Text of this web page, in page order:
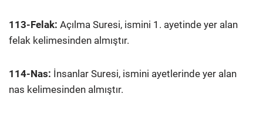
113-Felak: Açılma Suresi, ismini 1. ayetinde yer alan
felak kelimesinden almıştır.
114-Nas: İnsanlar Suresi, ismini ayetlerinde yer alan
nas kelimesinden almıştır.